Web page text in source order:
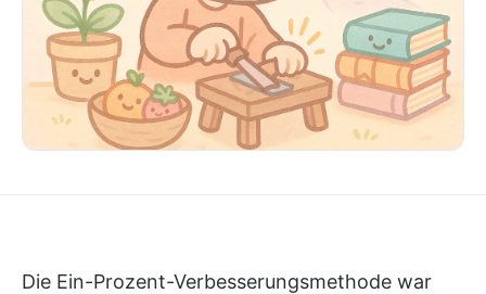
Die Ein-Prozent-Verbesserungsmethode war